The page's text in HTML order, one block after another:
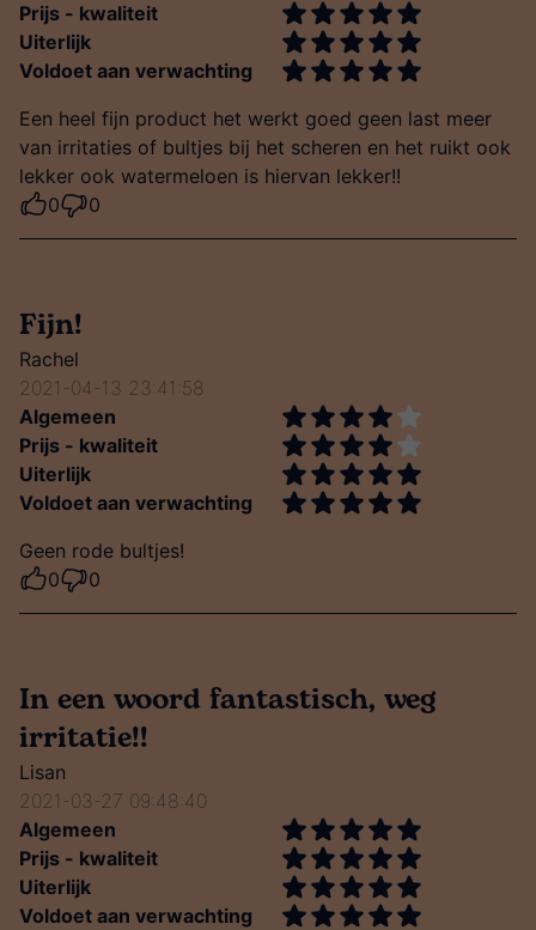
Prijs - kwaliteit
Uiterlijk
Voldoet aan verwachting
Een heel fijn product het werkt goed geen last meer
van irritaties of bultjes bij het scheren en het ruikt ook
lekker ook watermeloen is hiervan lekker!!
0
0
Fijn!
Rachel
2021-04-13 23:41:58
Algemeen
Prijs - kwaliteit
Uiterlijk
Voldoet aan verwachting
Geen rode bultjes!
0
0
In een woord fantastisch, weg
irritatie!!
Lisan
2021-03-27 09:48:40
Algemeen
Prijs - kwaliteit
Uiterlijk
Voldoet aan verwachting